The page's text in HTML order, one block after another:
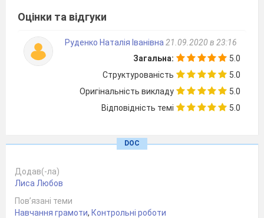
Оцінки та відгуки
Руденко Наталія Іванівна 21.09.2020 в 23:16
Загальна:
5.0
Структурованість
5.0
Оригінальність викладу
5.0
Відповідність темі
5.0
DOC
Додав(-ла)
Лиса Любов
Пов’язані теми
Навчання грамоти, Контрольні роботи